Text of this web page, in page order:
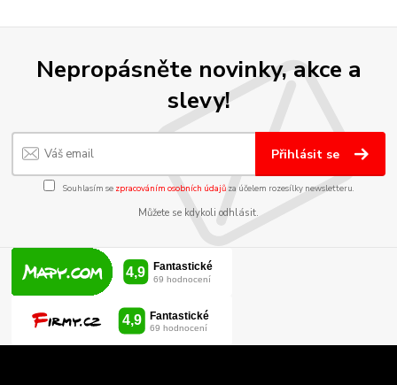
Nepropásněte novinky, akce a
slevy!
Přihlásit se
Souhlasím se zpracováním osobních údajůza účelem rozesílky newsletteru.
Můžete se kdykoli odhlásit.